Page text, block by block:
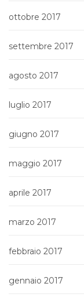
ottobre 2017
settembre 2017
agosto 2017
luglio 2017
giugno 2017
maggio 2017
aprile 2017
marzo 2017
febbraio 2017
gennaio 2017